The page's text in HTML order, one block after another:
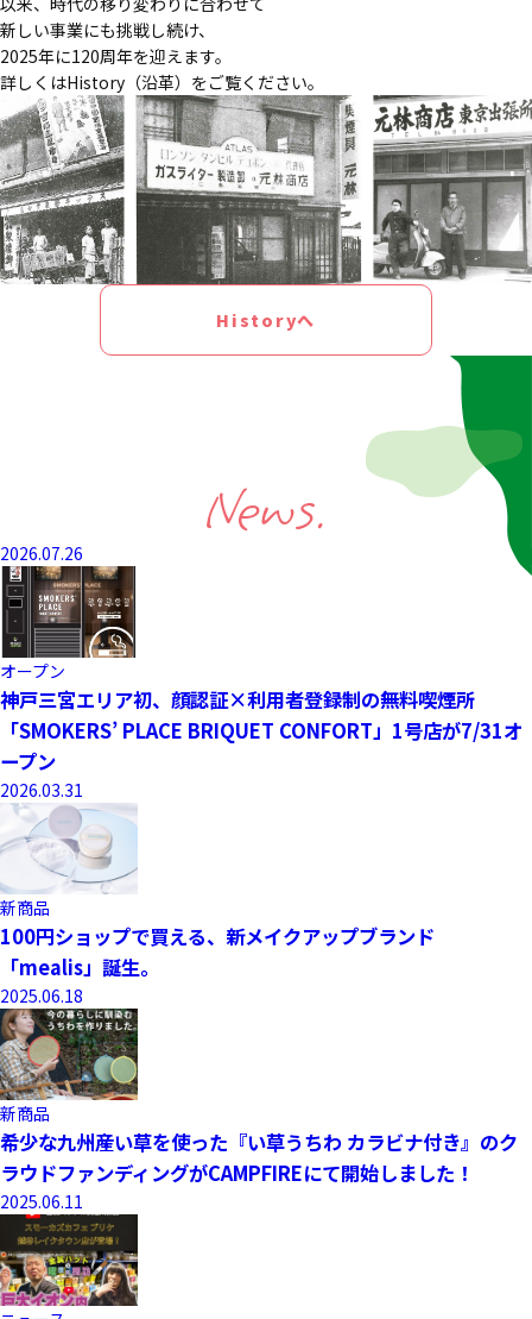
新しい事業にも挑戦し続け、
2025年に120周年を迎えます。
詳しくはHistory（沿革）をご覧ください。
Historyへ
News.
2026.07.26
オープン
神戸三宮エリア初、顔認証×利用者登録制の無料喫煙所
「SMOKERS’ PLACE BRIQUET CONFORT」1号店が7/31オ
ープン
2026.03.31
新商品
100円ショップで買える、新メイクアップブランド
「mealis」誕生。
2025.06.18
新商品
希少な九州産い草を使った『い草うちわ カラビナ付き』のク
ラウドファンディングがCAMPFIREにて開始しました！
2025.06.11